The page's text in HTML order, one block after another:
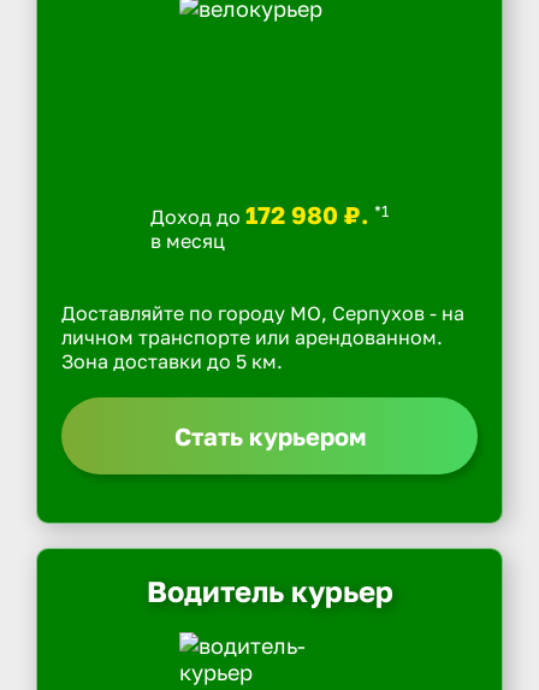
Доход до 172 980 ₽. *1
в месяц
Доставляйте по городу МО, Серпухов - на
личном транспорте или арендованном.
Зона доставки до 5 км.
Стать курьером
Водитель курьер